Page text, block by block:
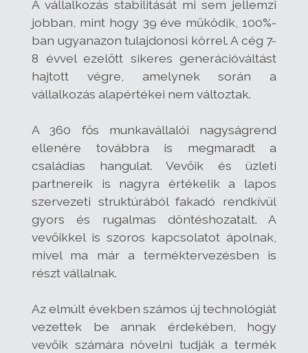
A vállalkozás stabilitását mi sem jellemzi
jobban, mint hogy 39 éve működik, 100%-
ban ugyanazon tulajdonosi körrel. A cég 7-
8 évvel ezelőtt sikeres generációváltást
hajtott végre, amelynek során a
vállalkozás alapértékei nem változtak.
A 360 fős munkavállalói nagyságrend
ellenére továbbra is megmaradt a
családias hangulat. Vevőik és üzleti
partnereik is nagyra értékelik a lapos
szervezeti struktúrából fakadó rendkívül
gyors és rugalmas döntéshozatalt. A
vevőikkel is szoros kapcsolatot ápolnak,
mivel ma már a terméktervezésben is
részt vállalnak.
Az elmúlt években számos új technológiát
vezettek be annak érdekében, hogy
vevőik számára növelni tudják a termék